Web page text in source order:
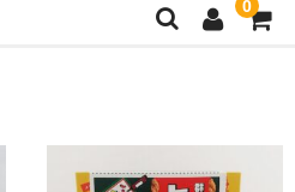
0